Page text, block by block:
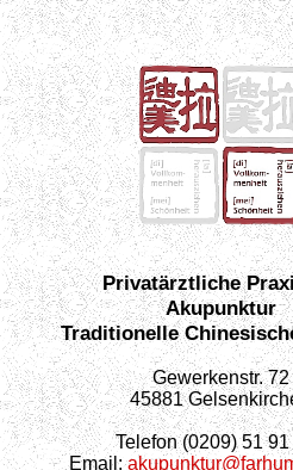
Privatärztliche
Akupunktur
Traditionelle
Gewerkenstr. 72
45881
Telefon (0209) 51
Email: